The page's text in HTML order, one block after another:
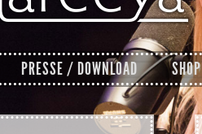
PRESSE / DOWNLOAD SHOP